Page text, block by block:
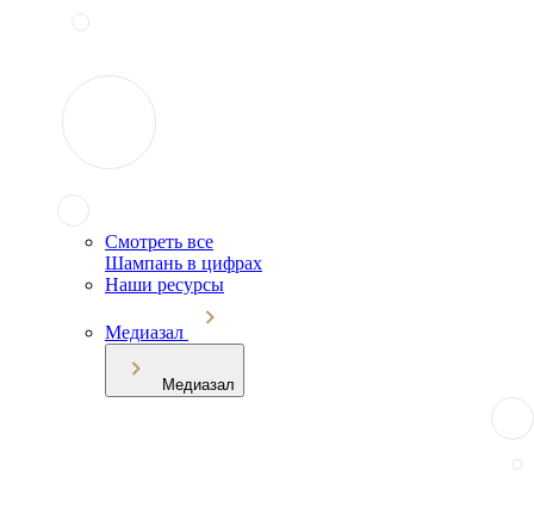
Смотреть все
Шампань в цифрах
Наши ресурсы
Медиазал
Медиазал